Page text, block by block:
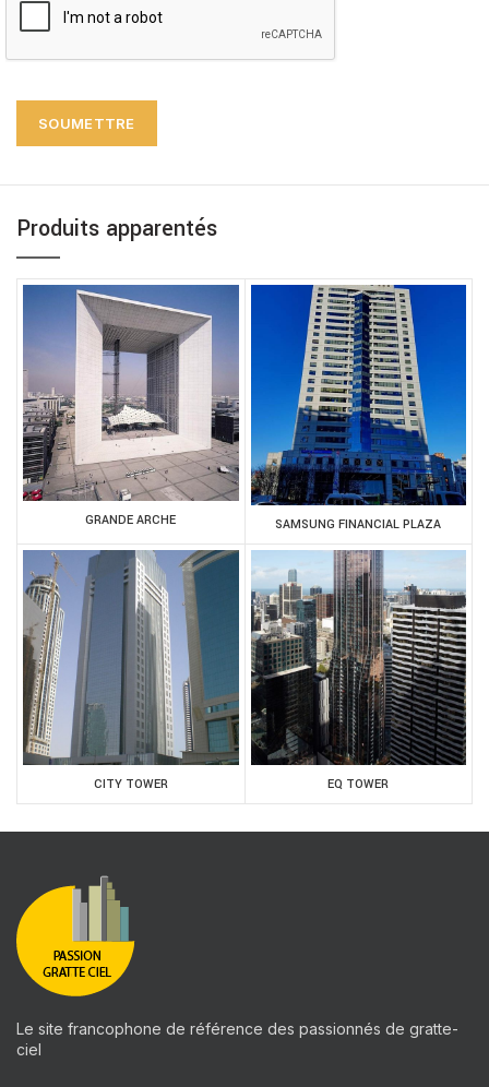
Produits apparentés
GRANDE ARCHE SAMSUNG FINANCIAL PLAZA
CITY TOWER EQ TOWER
Le site francophone de référence des passionnés de gratte-
ciel